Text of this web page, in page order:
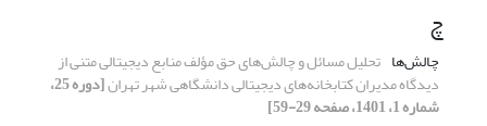
چ
چالش‌‏ها تحلیل مسائل و چالش‌های حق ‏‌مؤلف منابع دیجیتالی متنی از
دیدگاه مدیران کتابخانه‌های دیجیتالی دانشگاهی شهر تهران [دوره 25،
شماره 1، 1401، صفحه 29-59]